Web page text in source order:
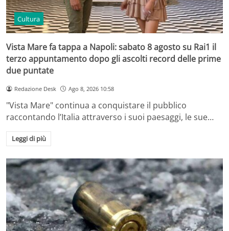
Cultura
Vista Mare fa tappa a Napoli: sabato 8 agosto su Rai1 il
terzo appuntamento dopo gli ascolti record delle prime
due puntate
Redazione Desk Ago 8, 2026 10:58
"Vista Mare" continua a conquistare il pubblico
raccontando l’Italia attraverso i suoi paesaggi, le sue…
Leggi di più